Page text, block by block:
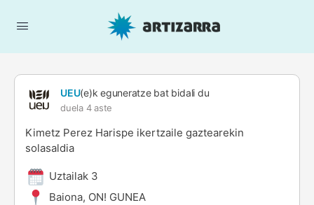
UEU(e)k eguneratze bat bidali du
duela 4 aste
Kimetz Perez Harispe ikertzaile gaztearekin
solasaldia
Uztailak 3
Baiona, ON! GUNEA